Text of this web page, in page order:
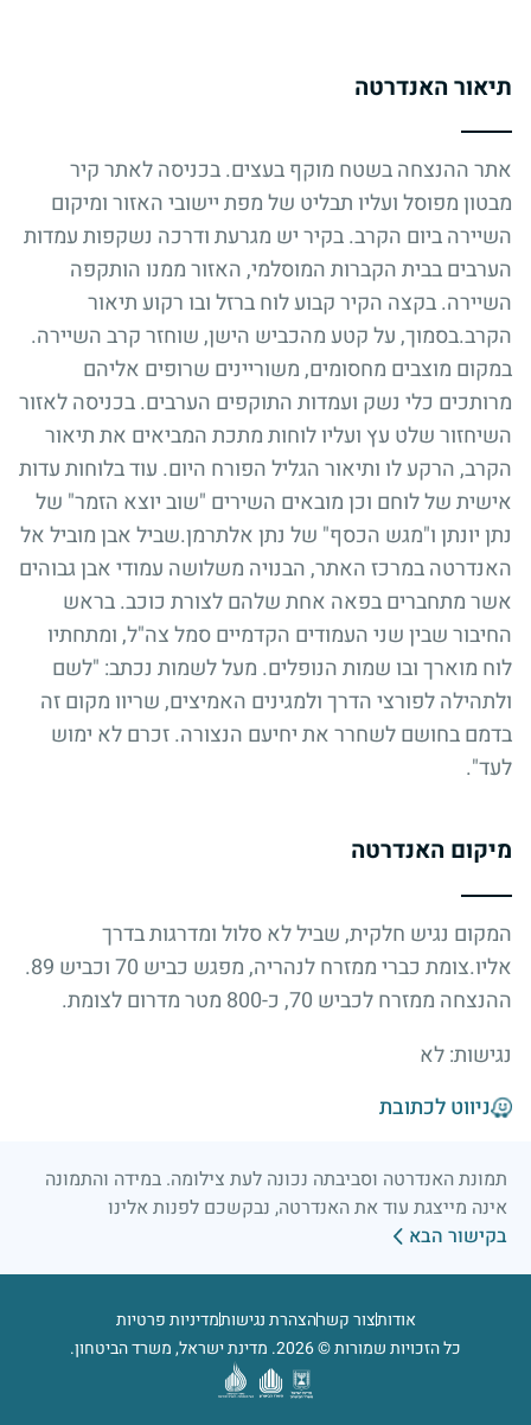
תיאור האנדרטה
אתר ההנצחה בשטח מוקף בעצים. בכניסה לאתר קיר
מבטון מפוסל ועליו תבליט של מפת יישובי האזור ומיקום
השיירה ביום הקרב. בקיר יש מגרעת ודרכה נשקפות עמדות
הערבים בבית הקברות המוסלמי, האזור ממנו הותקפה
השיירה. בקצה הקיר קבוע לוח ברזל ובו רקוע תיאור
הקרב.בסמוך, על קטע מהכביש הישן, שוחזר קרב השיירה.
במקום מוצבים מחסומים, משוריינים שרופים אליהם
מרותכים כלי נשק ועמדות התוקפים הערבים. בכניסה לאזור
השיחזור שלט עץ ועליו לוחות מתכת המביאים את תיאור
הקרב, הרקע לו ותיאור הגליל הפורח היום. עוד בלוחות עדות
אישית של לוחם וכן מובאים השירים "שוב יוצא הזמר" של
נתן יונתן ו"מגש הכסף" של נתן אלתרמן.שביל אבן מוביל אל
האנדרטה במרכז האתר, הבנויה משלושה עמודי אבן גבוהים
אשר מתחברים בפאה אחת שלהם לצורת כוכב. בראש
החיבור שבין שני העמודים הקדמיים סמל צה"ל, ומתחתיו
לוח מוארך ובו שמות הנופלים. מעל לשמות נכתב: "לשם
ולתהילה לפורצי הדרך ולמגינים האמיצים, שריוו מקום זה
בדמם בחושם לשחרר את יחיעם הנצורה. זכרם לא ימוש
לעד".
מיקום האנדרטה
המקום נגיש חלקית, שביל לא סלול ומדרגות בדרך
אליו.צומת כברי ממזרח לנהריה, מפגש כביש 70 וכביש 89.
ההנצחה ממזרח לכביש 70, כ-800 מטר מדרום לצומת.
נגישות: לא
ניווט לכתובת
תמונת האנדרטה וסביבתה נכונה לעת צילומה. במידה והתמונה
אינה מייצגת עוד את האנדרטה, נבקשכם לפנות אלינו
בקישור הבא
אודותצור קשרהצהרת נגישותמדיניות פרטיות
כל הזכויות שמורות © 2026. מדינת ישראל, משרד הביטחון.